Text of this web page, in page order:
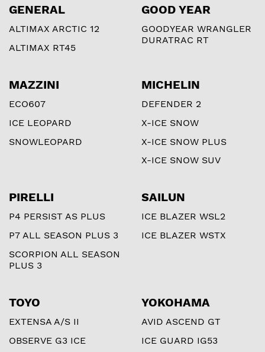
GENERAL
ALTIMAX ARCTIC 12
ALTIMAX RT45
GOOD YEAR
GOODYEAR WRANGLER
DURATRAC RT
MAZZINI
ECO607
ICE LEOPARD
SNOWLEOPARD
MICHELIN
DEFENDER 2
X-ICE SNOW
X-ICE SNOW PLUS
X-ICE SNOW SUV
PIRELLI
P4 PERSIST AS PLUS
P7 ALL SEASON PLUS 3
SCORPION ALL SEASON
PLUS 3
SAILUN
ICE BLAZER WSL2
ICE BLAZER WSTX
TOYO
EXTENSA A/S II
OBSERVE G3 ICE
YOKOHAMA
AVID ASCEND GT
ICE GUARD IG53